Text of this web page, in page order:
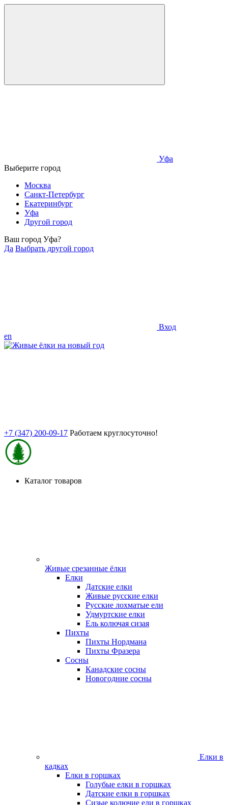
Уфа
Выберите город
Москва
Санкт-Петербург
Екатеринбург
Уфа
Другой город
Ваш город Уфа?
Да Выбрать другой город
Вход
en
+7 (347) 200-09-17 Работаем круглосуточно!
Каталог товаров
Живые срезанные ёлки
Елки
Датские елки
Живые русские елки
Русские лохматые ели
Удмуртские елки
Ель колючая сизая
Пихты
Пихты Нордмана
Пихты Фразера
Сосны
Канадские сосны
Новогодние сосны
Елки в
кадках
Елки в горшках
Голубые елки в горшках
Датские елки в горшках
Сизые колючие ели в горшках